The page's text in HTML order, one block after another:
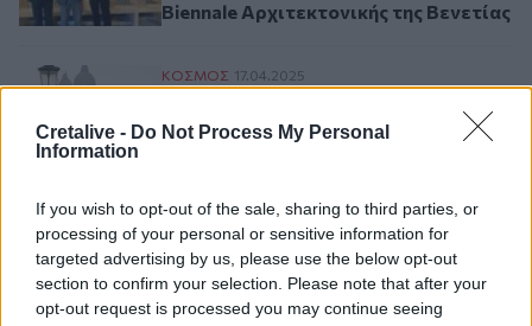
Cretalive - Do Not Process My Personal
Information
If you wish to opt-out of the sale, sharing to third parties, or
processing of your personal or sensitive information for
targeted advertising by us, please use the below opt-out
section to confirm your selection. Please note that after your
opt-out request is processed you may continue seeing
Biennale Αρχιτεκτονικής της Βενετίας
Επιστρέφει το εισιτήριο των 5 ευρώ για
ΚΟΣΜΟΣ 17.04.2025
για επίσκεψη στη Βενετία
Σελιδοποίηση
Προηγούμενη σελίδα
Current page
1 Next page